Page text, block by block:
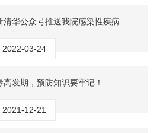
清华公众号推送我院感染性疾病...
2022-03-24
发期，预防知识要牢记！
2021-12-21